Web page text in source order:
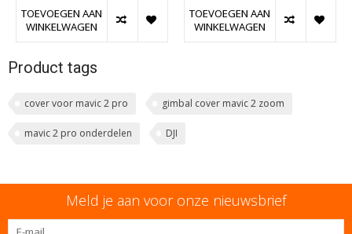
TOEVOEGEN AAN
WINKELWAGEN
TOEVOEGEN AAN
WINKELWAGEN
Product tags
cover voor mavic 2 pro gimbal cover mavic 2 zoom
mavic 2 pro onderdelen DJI
Meld je aan voor onze nieuwsbrief